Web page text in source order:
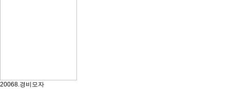
20068.경비모자